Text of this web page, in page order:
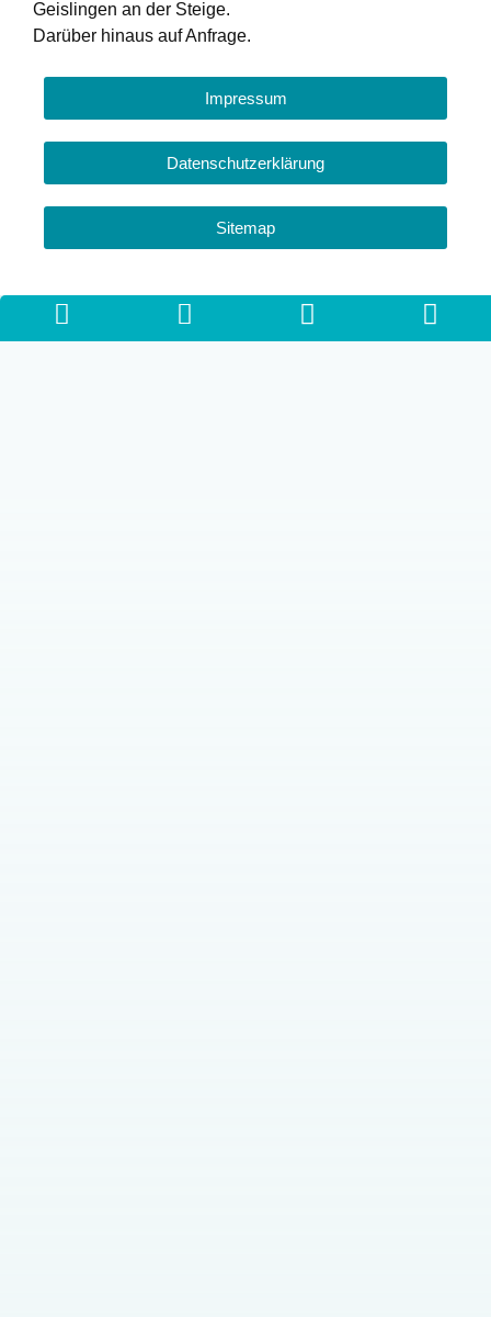
Geislingen an der Steige.
Darüber hinaus auf Anfrage.
Impressum
Datenschutzerklärung
Sitemap